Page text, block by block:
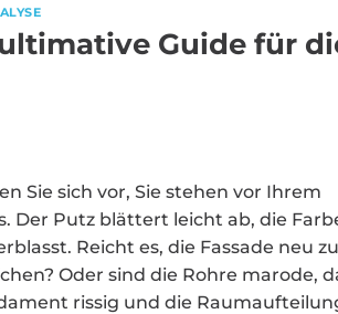
Guide für
Sie sich vor, Sie stehen vor Ihrem
Der Putz blättert leicht ab, die
Reicht es, die Fassade neu zu
Oder sind die Rohre marode,
rissig und die